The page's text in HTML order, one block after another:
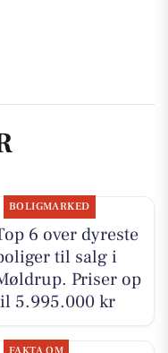
BOLIGMARKED
6 over dyreste
til salg i
Priser op
5.995.000 kr